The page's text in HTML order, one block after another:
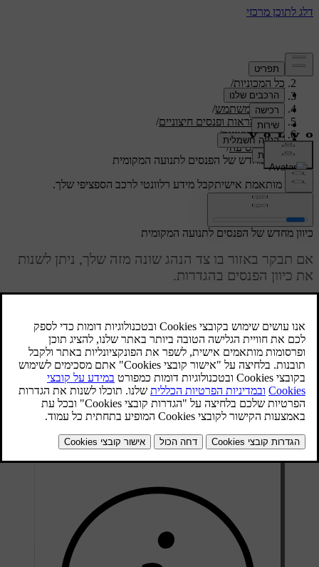
תמיכה/
כל המכוניות/
ES90 2026
/
מדריך למשתמש/
ראות, מראות ופנסים חיצוניים/
תאורה חיצונית/
פנסי נסיעה/
כיוון מחדש של הפנסים לתנועה המקומית
תמיכה מותאמת אישיתקבל מידע רלוונטי לרכב הספציפי שלך.
כיוון מחדש של הפנסים לתנועה המקומית
אם תבקר באזור בו צד הנהג שונה מזה שלך, ניתן לשנות
את כיוון הפנסים בהגדרות.
להפחית את הסנוור ולמנוע סנוור של המשתמשים האחרים בדרך.
בחירת כיוון התאורה
לחץ על סמל המכונית בסרגל התחתון ועבור אלSettings
יבור אל
Controls →Lights and displays→Exterior lights→Adapt
lights for right-hand traffic
.
כוון מחדש את הפנסים בלחיצה על מצב מופעל או מופסק.
הודעה תופיע בצג הנהג.